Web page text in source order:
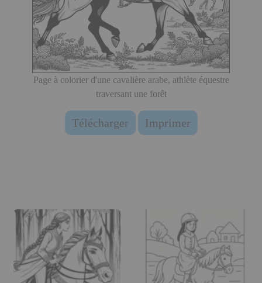
Page à colorier d'une cavalière arabe, athlète équestre
traversant une forêt
Télécharger Imprimer